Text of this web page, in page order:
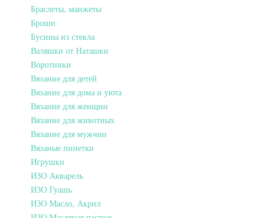
Браслеты, манжеты
Броши
Бусины из стекла
Валяшки от Наташки
Воротники
Вязание для детей
Вязание для дома и уюта
Вязание для женщин
Вязание для животных
Вязание для мужчин
Вязаные пинетки
Игрушки
ИЗО Акварель
ИЗО Гуашь
ИЗО Масло, Акрил